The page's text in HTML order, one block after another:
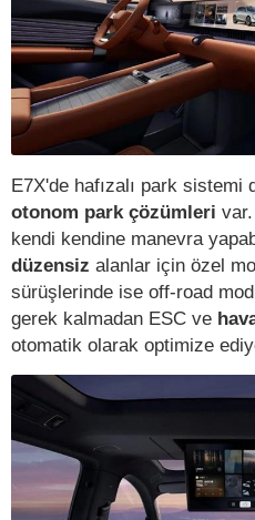
E7X'de hafızalı park sistemi
otonom park çözümleri
kendi kendine manevra
düzensiz alanlar için özel
sürüşlerinde ise off-road
gerek kalmadan ESC ve
otomatik olarak optimize